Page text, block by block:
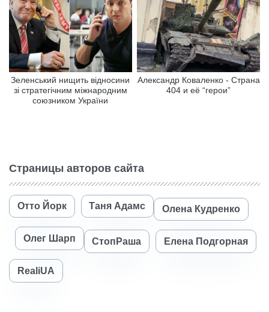
Зеленський нищить відносини
зі стратегічним міжнародним
союзником України
Александр Коваленко - Страна
404 и её “герои”
Страницы авторов сайта
Отто Йорк Таня Адамс Олена Кудренко
Олег Шарп СтопРаша Елена Подгорная
RealiUA